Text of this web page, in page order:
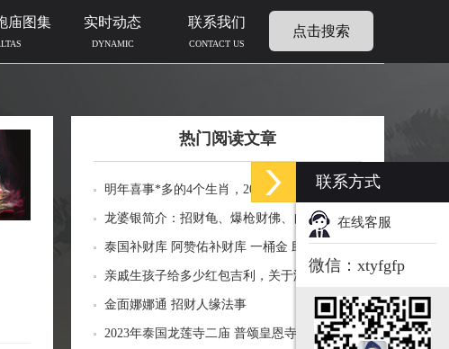
庙图集 实时动态
DYNAMIC
联系我们
CONTACT US
点击搜索
热门阅读文章
明年喜事*多的4个生肖，2024年什么生肖福运
临门好事连连
龙婆银简介：招财龟、爆枪财佛、自身佛牌的
功效介绍
泰国补财库 阿赞佑补财库 一桶金 助力生意财
运财富
亲戚生孩子给多少红包吉利，关于添丁份子钱
风水讲究
金面娜娜通 招财人缘法事
2023年泰国龙莲寺二庙 普颂皇恩寺化太岁 接
联系方式
在线客服
微信：xtyfgfp